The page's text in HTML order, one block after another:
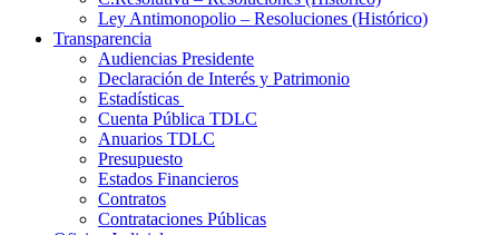
Ley Antimonopolio – Resoluciones (Histórico)
Transparencia
Audiencias Presidente
Declaración de Interés y Patrimonio
Estadísticas
Cuenta Pública TDLC
Anuarios TDLC
Presupuesto
Estados Financieros
Contratos
Contrataciones Públicas